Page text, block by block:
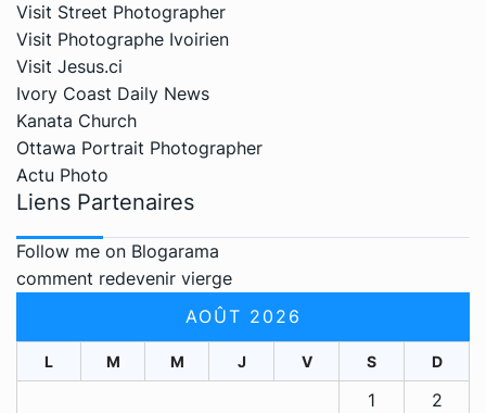
Visit Street Photographer
Visit Photographe Ivoirien
Visit Jesus.ci
Ivory Coast Daily News
Kanata Church
Ottawa Portrait Photographer
Actu Photo
Liens Partenaires
Follow me on Blogarama
comment redevenir vierge
AOÛT 2026
L M M J V S D
1
2